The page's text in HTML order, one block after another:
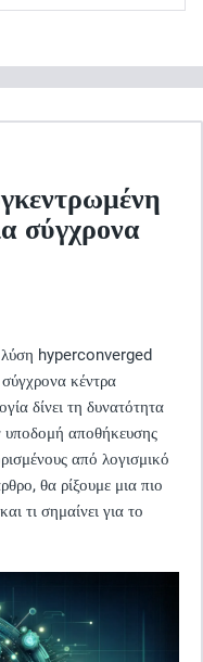
σύγχρονα
λύση hyperconverged
σύγχρονα κέντρα
δίνει τη δυνατότητα
υποδομή αποθήκευσης
από λογισμικό
θα ρίξουμε μια πιο
τι σημαίνει για το